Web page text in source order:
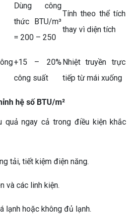
Dùng công
thức BTU/m³
= 200 – 250
Tính theo thể tích
thay vì diện tích
+15 – 20%
công suất
Nhiệt truyền trực
tiếp từ mái xuống
hệ số BTU/m²
quả ngay cả trong điều kiện khắc
tải, tiết kiệm điện năng.
và các linh kiện.
lạnh hoặc không đủ lạnh.